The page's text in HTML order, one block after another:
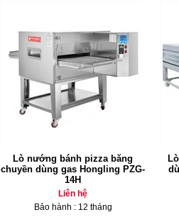
Lò nướng bánh pizza băng
chuyền dùng gas Hongling PZG-
14H
Liên hệ
Bảo hành : 12 tháng